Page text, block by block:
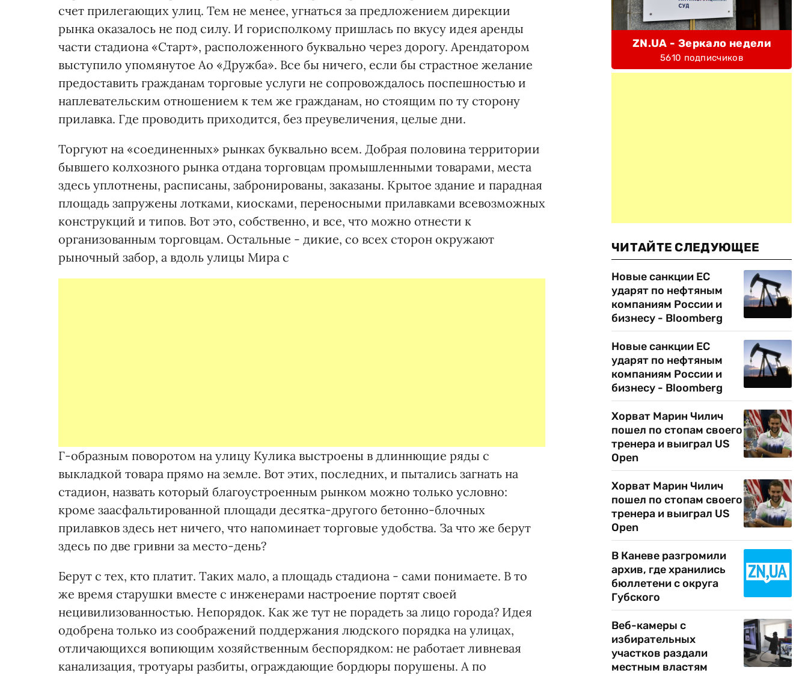
счет прилегающих улиц. Тем не менее, угнаться за предложением дирекции
рынка оказалось не под силу. И горисполкому пришлась по вкусу идея аренды
части стадиона «Старт», расположенного буквально через дорогу. Арендатором
выступило упомянутое Ао «Дружба». Все бы ничего, если бы страстное желание
предоставить гражданам торговые услуги не сопровождалось поспешностью и
наплевательским отношением к тем же гражданам, но стоящим по ту сторону
прилавка. Где проводить приходится, без преувеличения, целые дни.
Торгуют на «соединенных» рынках буквально всем. Добрая половина территории
бывшего колхозного рынка отдана торговцам промышленными товарами, места
здесь уплотнены, расписаны, забронированы, заказаны. Крытое здание и парадная
площадь запружены лотками, киосками, переносными прилавками всевозможных
конструкций и типов. Вот это, собственно, и все, что можно отнести к
организованным торговцам. Остальные - дикие, со всех сторон окружают
рыночный забор, а вдоль улицы Мира с
Г-образным поворотом на улицу Кулика выстроены в длиннющие ряды с
выкладкой товара прямо на земле. Вот этих, последних, и пытались загнать на
стадион, назвать который благоустроенным рынком можно только условно:
кроме заасфальтированной площади десятка-другого бетонно-блочных
прилавков здесь нет ничего, что напоминает торговые удобства. За что же берут
здесь по две гривни за место-день?
Берут с тех, кто платит. Таких мало, а площадь стадиона - сами понимаете. В то
же время старушки вместе с инженерами настроение портят своей
нецивилизованностью. Непорядок. Как же тут не порадеть за лицо города? Идея
одобрена только из соображений поддержания людского порядка на улицах,
отличающихся вопиющим хозяйственным беспорядком: не работает ливневая
канализация, тротуары разбиты, ограждающие бордюры порушены. А по
ZN.UA - Зеркало недели
5610 подписчиков
ЧИТАЙТЕ СЛЕДУЮЩЕЕ
Новые санкции ЕС
ударят по нефтяным
компаниям России и
бизнесу - Bloomberg
Новые санкции ЕС
ударят по нефтяным
компаниям России и
бизнесу - Bloomberg
Хорват Марин Чилич
пошел по стопам своего
тренера и выиграл US
Open
Хорват Марин Чилич
пошел по стопам своего
тренера и выиграл US
Open
В Каневе разгромили
архив, где хранились
бюллетени с округа
Губского
Веб-камеры с
избирательных
участков раздали
местным властям